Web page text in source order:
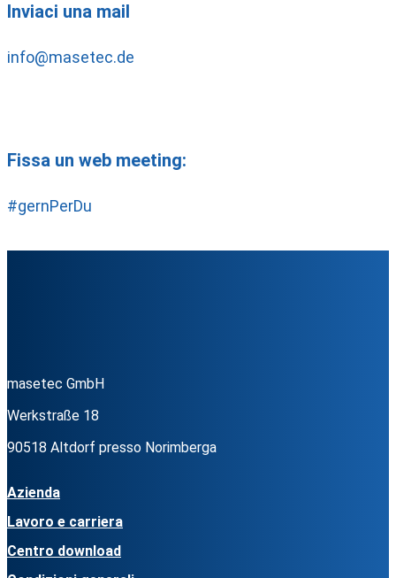
Inviaci una mail
info@masetec.de
Fissa un web meeting:
#gernPerDu
masetec GmbH
Werkstraße 18
90518 Altdorf presso Norimberga
Azienda
Lavoro e carriera
Centro download